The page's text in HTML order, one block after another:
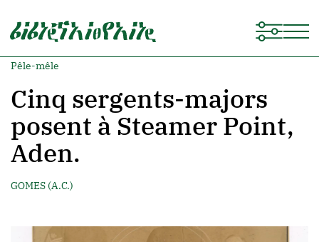
Pêle-mêle
Cinq sergents-majors
posent à Steamer Point,
Aden.
GOMES (A.C.)